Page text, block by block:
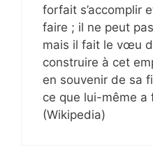
forfait s’accomplir
faire ; il ne peut
mais il fait le vœu
construire à cet
en souvenir de sa
ce que lui-même a
(Wikipedia)